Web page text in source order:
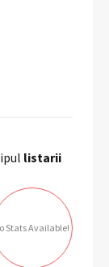
listarii
Stats Available!